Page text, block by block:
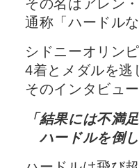
その名はアレン
通称「ハードル
シドニーオリン
4着とメダルを逃
そのインタビュ
「結果には不満
ハードルを倒